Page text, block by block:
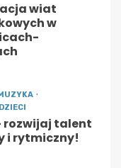
wiat
w
rozwijaj talent
i rytmiczny!